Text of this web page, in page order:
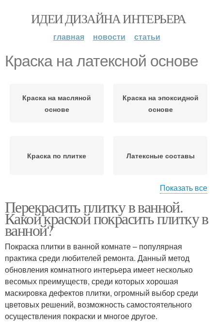
ИДЕИ ДИЗАЙНА ИНТЕРЬЕРА
главная новости статьи
Краска на латексной основе
Краска на масляной
основе
Краска на эпоксидной
основе
Краска по плитке Латексные составы
Масляные краски
Показать все
Перекрасить плитку в ванной.
Какой краской покрасить плитку в
ванной?
Покраска плитки в ванной комнате – популярная
практика среди любителей ремонта. Данный метод
обновления комнатного интерьера имеет несколько
весомых преимуществ, среди которых хорошая
маскировка дефектов плитки, огромный выбор среди
цветовых решений, возможность самостоятельного
осуществления покраски и многое другое.